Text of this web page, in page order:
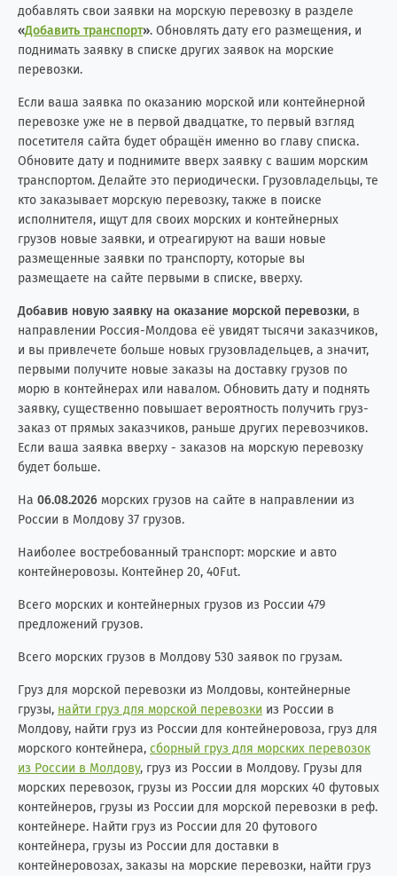
добавлять свои заявки на морскую перевозку в разделе
«Добавить транспорт». Обновлять дату его размещения, и
поднимать заявку в списке других заявок на морские
перевозки.
Если ваша заявка по оказанию морской или контейнерной
перевозке уже не в первой двадцатке, то первый взгляд
посетителя сайта будет обращён именно во главу списка.
Обновите дату и поднимите вверх заявку с вашим морским
транспортом. Делайте это периодически. Грузовладельцы, те
кто заказывает морскую перевозку, также в поиске
исполнителя, ищут для своих морских и контейнерных
грузов новые заявки, и отреагируют на ваши новые
размещенные заявки по транспорту, которые вы
размещаете на сайте первыми в списке, вверху.
Добавив новую заявку на оказание морской перевозки, в
направлении Россия-Молдова её увидят тысячи заказчиков,
и вы привлечете больше новых грузовладельцев, а значит,
первыми получите новые заказы на доставку грузов по
морю в контейнерах или навалом. Обновить дату и поднять
заявку, существенно повышает вероятность получить груз-
заказ от прямых заказчиков, раньше других перевозчиков.
Если ваша заявка вверху - заказов на морскую перевозку
будет больше.
На 06.08.2026 морских грузов на сайте в направлении из
России в Молдову 37 грузов.
Наиболее востребованный транспорт: морские и авто
контейнеровозы. Контейнер 20, 40Fut.
Всего морских и контейнерных грузов из России 479
предложений грузов.
Всего морских грузов в Молдову 530 заявок по грузам.
Груз для морской перевозки из Молдовы, контейнерные
грузы, найти груз для морской перевозки из России в
Молдову, найти груз из России для контейнеровоза, груз для
морского контейнера, сборный груз для морских перевозок
из России в Молдову, груз из России в Молдову. Грузы для
морских перевозок, грузы из России для морских 40 футовых
контейнеров, грузы из России для морской перевозки в реф.
контейнере. Найти груз из России для 20 футового
контейнера, грузы из России для доставки в
контейнеровозах, заказы на морские перевозки, найти груз